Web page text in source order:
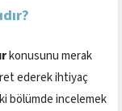
konusunu merak
ederek ihtiyaç
bölümde incelemek